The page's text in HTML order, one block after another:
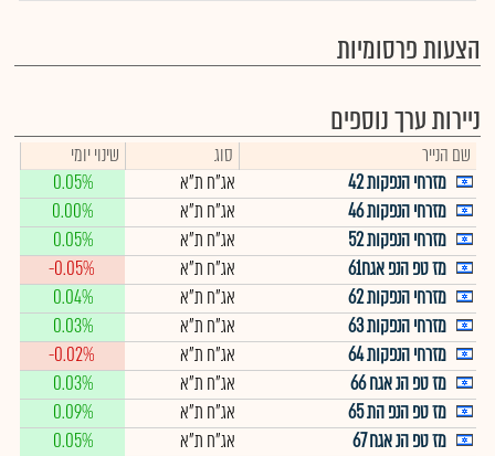
הצעות פרסומיות
ניירות ערך נוספים
שם הנייר סוג
שינוי יומי
מזרחי הנפקות 42
אג"ח ת"א
0.05%
מזרחי הנפקות 46
אג"ח ת"א
0.00%
מזרחי הנפקות 52
אג"ח ת"א
0.05%
מז טפ הנפ אגח61
אג"ח ת"א
-0.05%
מזרחי הנפקות 62
אג"ח ת"א
0.04%
מזרחי הנפקות 63
אג"ח ת"א
0.03%
מזרחי הנפקות 64
אג"ח ת"א
-0.02%
מז טפ הנ אגח 66
אג"ח ת"א
0.03%
מז טפ הנפ הת 65
אג"ח ת"א
0.09%
מז טפ הנ אגח 67
אג"ח ת"א 0.05%